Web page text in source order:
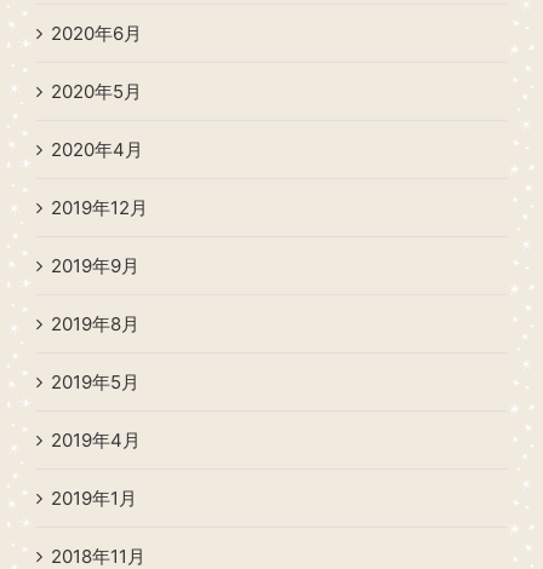
2020年6月
2020年5月
2020年4月
2019年12月
2019年9月
2019年8月
2019年5月
2019年4月
2019年1月
2018年11月